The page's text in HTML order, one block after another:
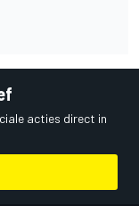
acties direct in